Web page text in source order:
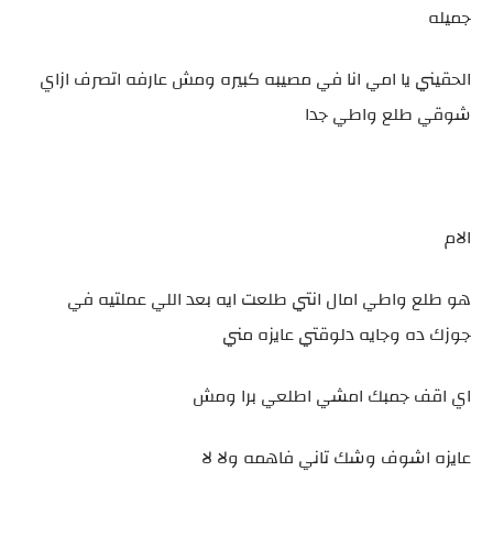
جميله
الحقيني يا امي انا في مصيبه كبيره ومش عارفه اتصرف ازاي
شوقي طلع واطي جدا
الام
هو طلع واطي امال انتي طلعت ايه بعد اللي عملتيه في
جوزك ده وجايه دلوقتي عايزه مني
اي اقف جمبك امشي اطلعي برا ومش
عايزه اشوف وشك تاني فاهمه ولا لا